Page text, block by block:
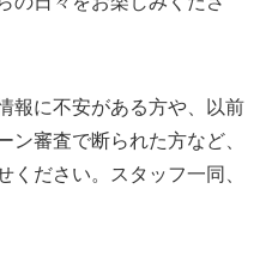
報に不安がある方や、以前
ン審査で断られた方など、
ください。スタッフ一同、